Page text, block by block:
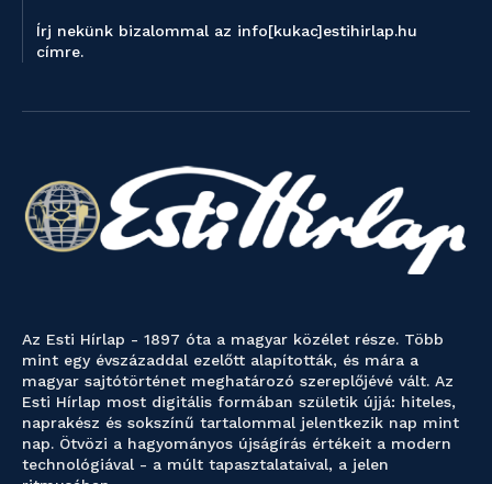
Írj nekünk bizalommal az info[kukac]estihirlap.hu
címre.
Az Esti Hírlap - 1897 óta a magyar közélet része. Több
mint egy évszázaddal ezelőtt alapították, és mára a
magyar sajtótörténet meghatározó szereplőjévé vált. Az
Esti Hírlap most digitális formában születik újjá: hiteles,
naprakész és sokszínű tartalommal jelentkezik nap mint
nap. Ötvözi a hagyományos újságírás értékeit a modern
technológiával - a múlt tapasztalataival, a jelen